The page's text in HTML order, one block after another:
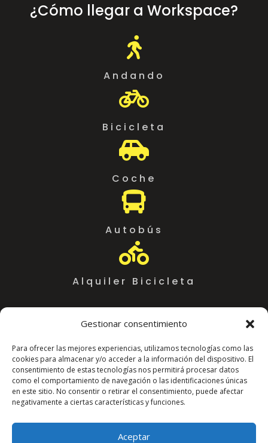
Gestionar consentimiento
Para ofrecer las mejores experiencias, utilizamos tecnologías como las
cookies para almacenar y/o acceder a la información del dispositivo. El
consentimiento de estas tecnologías nos permitirá procesar datos
como el comportamiento de navegación o las identificaciones únicas
en este sitio. No consentir o retirar el consentimiento, puede afectar
negativamente a ciertas características y funciones.
Aceptar
¿Cómo llegar a Workspace?

Andando

Bicicleta

Coche

Autobús

Alquiler Bicicleta